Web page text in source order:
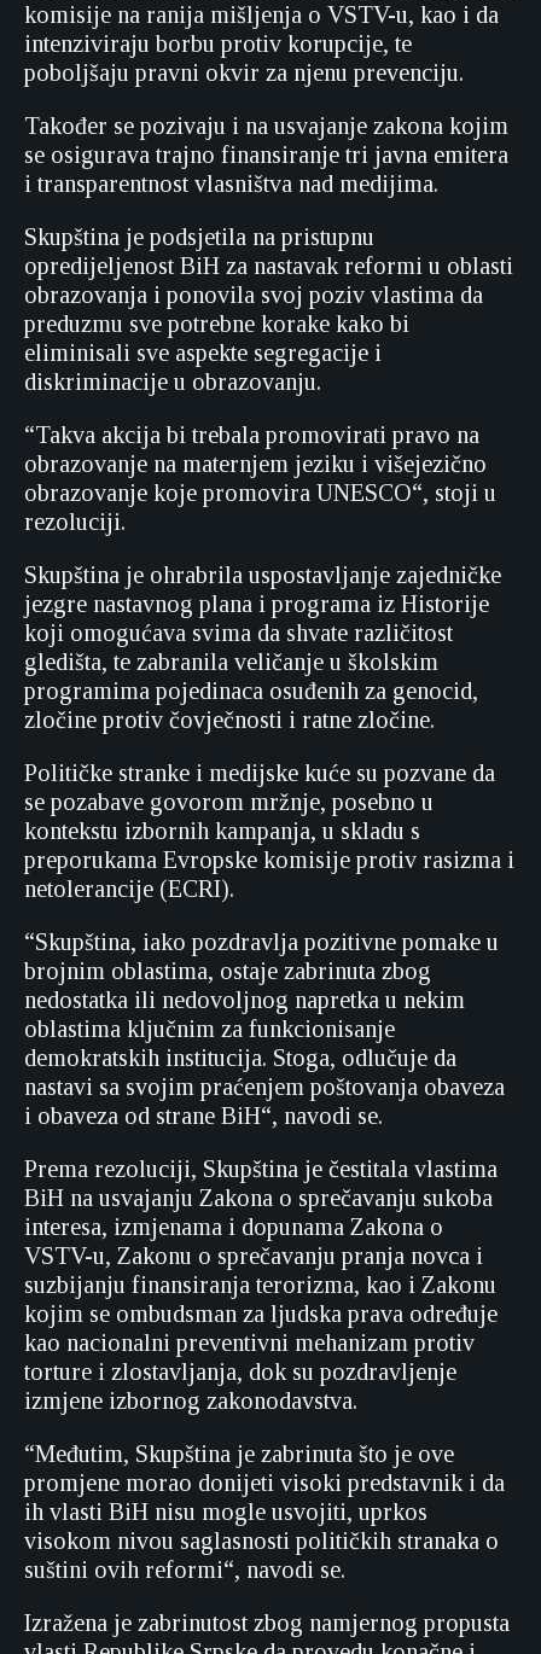
komisije na ranija mišljenja o VSTV-u, kao i da
intenziviraju borbu protiv korupcije, te
poboljšaju pravni okvir za njenu prevenciju.
Također se pozivaju i na usvajanje zakona kojim
se osigurava trajno finansiranje tri javna emitera
i transparentnost vlasništva nad medijima.
Skupština je podsjetila na pristupnu
opredijeljenost BiH za nastavak reformi u oblasti
obrazovanja i ponovila svoj poziv vlastima da
preduzmu sve potrebne korake kako bi
eliminisali sve aspekte segregacije i
diskriminacije u obrazovanju.
“Takva akcija bi trebala promovirati pravo na
obrazovanje na maternjem jeziku i višejezično
obrazovanje koje promovira UNESCO“, stoji u
rezoluciji.
Skupština je ohrabrila uspostavljanje zajedničke
jezgre nastavnog plana i programa iz Historije
koji omogućava svima da shvate različitost
gledišta, te zabranila veličanje u školskim
programima pojedinaca osuđenih za genocid,
zločine protiv čovječnosti i ratne zločine.
Političke stranke i medijske kuće su pozvane da
se pozabave govorom mržnje, posebno u
kontekstu izbornih kampanja, u skladu s
preporukama Evropske komisije protiv rasizma i
netolerancije (ECRI).
“Skupština, iako pozdravlja pozitivne pomake u
brojnim oblastima, ostaje zabrinuta zbog
nedostatka ili nedovoljnog napretka u nekim
oblastima ključnim za funkcionisanje
demokratskih institucija. Stoga, odlučuje da
nastavi sa svojim praćenjem poštovanja obaveza
i obaveza od strane BiH“, navodi se.
Prema rezoluciji, Skupština je čestitala vlastima
BiH na usvajanju Zakona o sprečavanju sukoba
interesa, izmjenama i dopunama Zakona o
VSTV-u, Zakonu o sprečavanju pranja novca i
suzbijanju finansiranja terorizma, kao i Zakonu
kojim se ombudsman za ljudska prava određuje
kao nacionalni preventivni mehanizam protiv
torture i zlostavljanja, dok su pozdravljenje
izmjene izbornog zakonodavstva.
“Međutim, Skupština je zabrinuta što je ove
promjene morao donijeti visoki predstavnik i da
ih vlasti BiH nisu mogle usvojiti, uprkos
visokom nivou saglasnosti političkih stranaka o
suštini ovih reformi“, navodi se.
Izražena je zabrinutost zbog namjernog propusta